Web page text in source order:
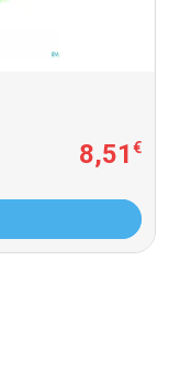
8,51€